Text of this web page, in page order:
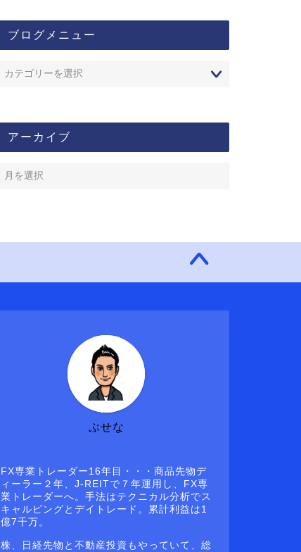
ブログメニュー
アーカイブ
ぶせな
FX専業トレーダー16年目・・・商品先物デ
ィーラー２年、J-REITで７年運用し、FX専
業トレーダーへ。手法はテクニカル分析でス
キャルピングとデイトレード。累計利益は1
億7千万。
株、日経先物と不動産投資もやっていて、総